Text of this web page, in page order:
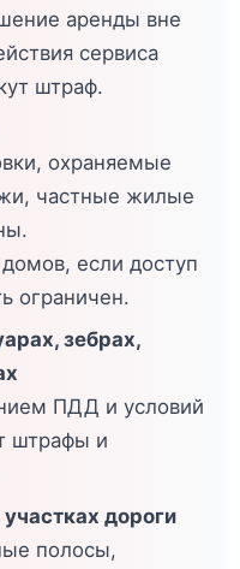
аренды вне
сервиса
штраф.
охраняемые
частные жилые
если доступ
ограничен.
зебрах,
ПДД и условий
штрафы и
дороги
полосы,